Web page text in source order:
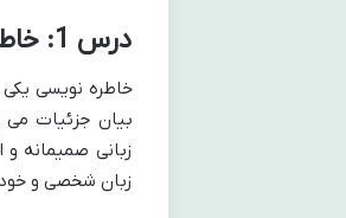
درس 1: خاطره نویسی
خاطره نویسی
بیان جزئیات می
زبانی صمیمانه
زبان شخصی و